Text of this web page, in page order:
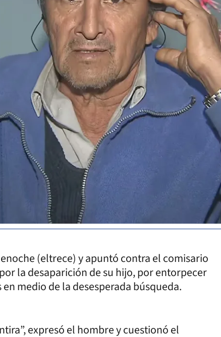
(eltrece) y apuntó contra el comisario
la desaparición de su hijo, por entorpecer
medio de la desesperada búsqueda.
expresó el hombre y cuestionó el